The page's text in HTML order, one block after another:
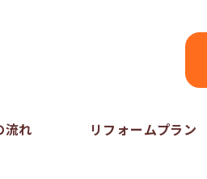
流れ リフォームプラン